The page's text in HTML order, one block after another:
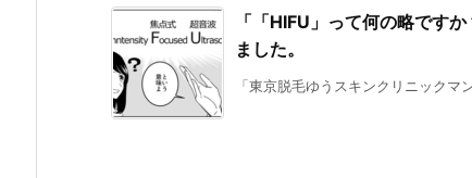
「「HIFU」って何の略です
ました。
「東京脱毛ゆうスキンクリニック